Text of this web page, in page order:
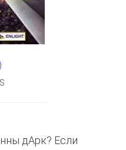
дАрк? Если